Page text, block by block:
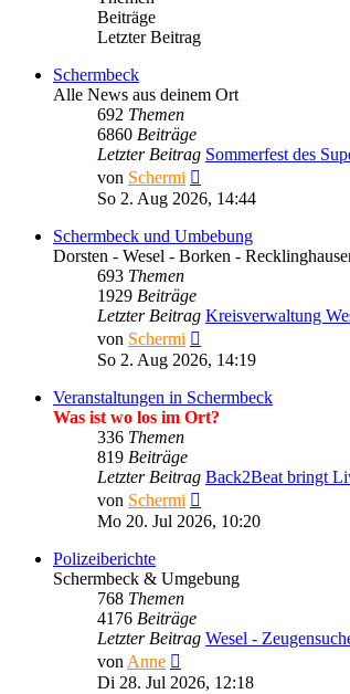
Beiträge
Letzter Beitrag
Schermbeck
Alle News aus deinem Ort
692 Themen
6860 Beiträge
Letzter Beitrag Sommerfest des
von Schermi
Beitrag
So 2. Aug 2026, 14:44
Schermbeck und Umbebung
Dorsten - Wesel - Borken -
693 Themen
1929 Beiträge
Letzter Beitrag Kreisverwaltung
von Schermi
Beitrag
So 2. Aug 2026, 14:19
Veranstaltungen in Schermbeck
Was ist wo los im Ort?
336 Themen
819 Beiträge
Letzter Beitrag Back2Beat bringt
von Schermi
Beitrag
Mo 20. Jul 2026, 10:20
Polizeiberichte
Schermbeck & Umgebung
768 Themen
4176 Beiträge
Letzter Beitrag Wesel -
von Anne
Beitrag
Di 28. Jul 2026, 12:18